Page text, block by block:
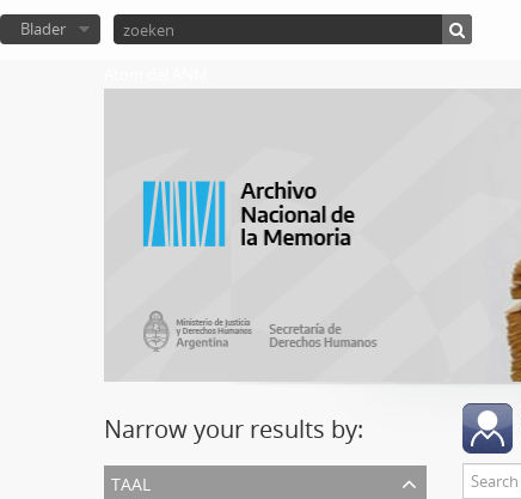
Blader
Narrow your results by:
taal